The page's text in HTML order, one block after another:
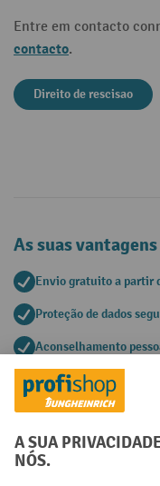
Entre em contacto
contacto.
Direito de rescisao
As suas
Envio gratuito a partir
Proteção de dados
Aconselhamento
Métodos de